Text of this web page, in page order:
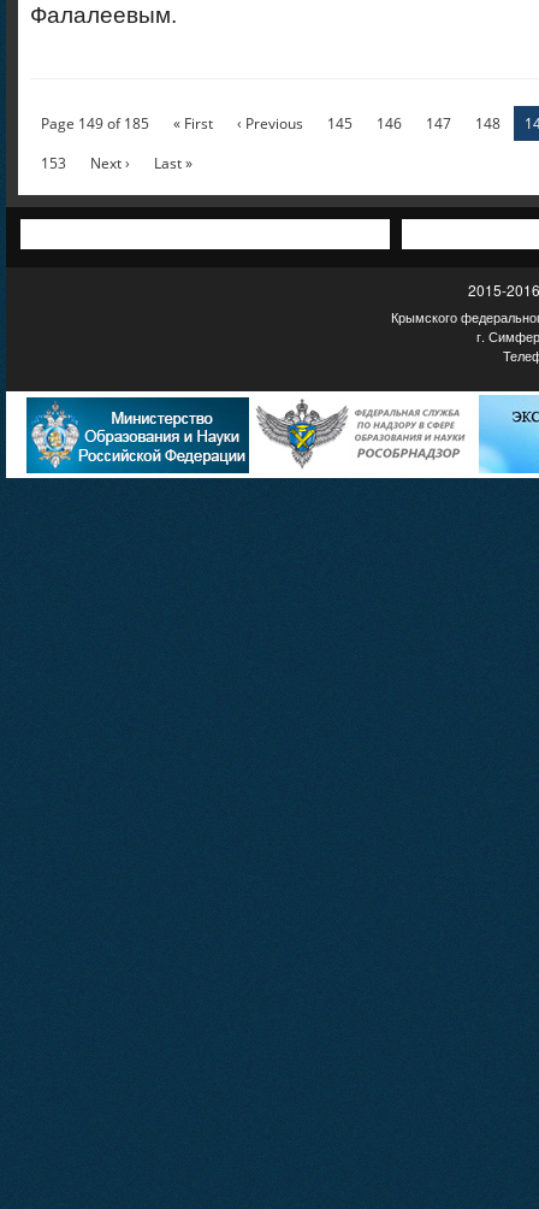
Фалалеевым.
Page 149 of 185 « First ‹ Previous 145 146 147 148
153
Next › Last »
2015-
Крымского
г.